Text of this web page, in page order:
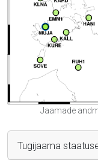
Jaamade
Tugijaama